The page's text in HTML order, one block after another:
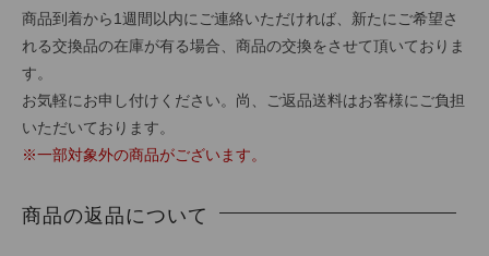
商品到着から1週間以内にご連絡いただければ、新たにご希望さ
れる交換品の在庫が有る場合、商品の交換をさせて頂いておりま
す。
お気軽にお申し付けください。尚、ご返品送料はお客様にご負担
いただいております。
※一部対象外の商品がございます。
商品の返品について